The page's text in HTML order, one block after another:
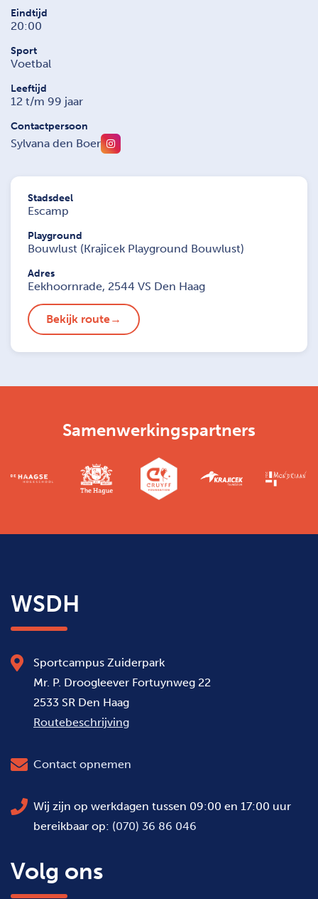
Eindtijd
20:00
Sport
Voetbal
Leeftijd
12 t/m 99 jaar
Contactpersoon
Sylvana den Boer
Stadsdeel
Escamp
Playground
Bouwlust (Krajicek Playground Bouwlust)
Adres
Eekhoornrade, 2544 VS Den Haag
Bekijk route
Samenwerkingspartners
WSDH
Sportcampus Zuiderpark
Mr. P. Droogleever Fortuynweg 22
2533 SR Den Haag
Routebeschrijving
Contact opnemen
Wij zijn op werkdagen tussen 09:00 en 17:00 uur
bereikbaar op: (070) 36 86 046
Volg ons